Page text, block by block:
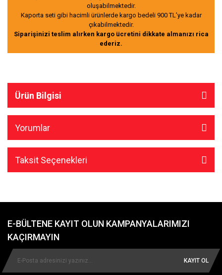
oluşabilmektedir.
Kaporta seti gibi hacimli ürünlerde kargo bedeli 900 TL’ye kadar
çıkabilmektedir.
Siparişinizi teslim alırken kargo ücretini dikkate almanızı rica
ederiz.
Ürün Bilgisi
Yorumlar
Taksit Seçenekleri
E-BÜLTENE KAYIT OLUN KAMPANYALARIMIZI
KAÇIRMAYIN
KAYIT OL